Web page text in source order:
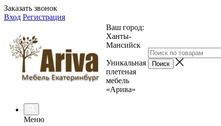
Заказать звонок
Вход Регистрация
Ваш город:
Ханты-
Мансийск
Уникальная
плетеная
мебель
«Арива»
Меню